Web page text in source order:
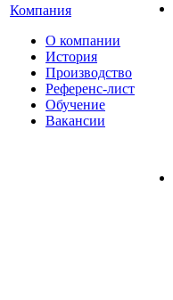
Компания
О компании
История
Производство
Референс-лист
Обучение
Вакансии